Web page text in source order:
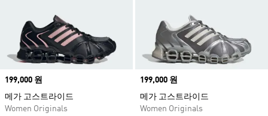
Price
199,000 원
메가 고스트라이드
Women Originals
Price
199,000 원
메가 고스트라이드
Women Originals